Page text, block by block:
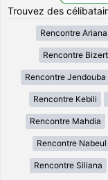
Trouvez des
Rencontre Ariana
Rencontre
Rencontre Jendouba
Rencontre Kebili
Rencontre Mahdia
Rencontre Nabeul
Rencontre Siliana